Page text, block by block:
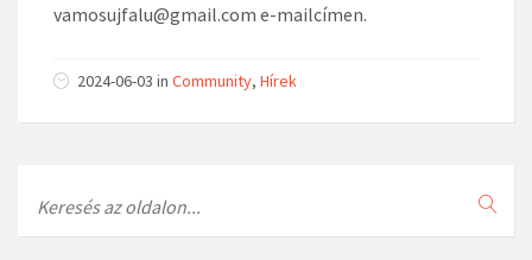
vamosujfalu@gmail.com e-mailcímen.
2024-06-03 in Community, Hírek